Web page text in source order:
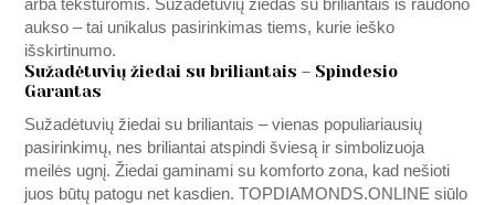
arba tekstūromis. Sužadėtuvių žiedas su briliantais iš raudono
aukso – tai unikalus pasirinkimas tiems, kurie ieško
išskirtinumo.
Sužadėtuvių žiedai su briliantais – Spindesio
Garantas
Sužadėtuvių žiedai su briliantais – vienas populiariausių
pasirinkimų, nes briliantai atspindi šviesą ir simbolizuoja
meilės ugnį. Žiedai gaminami su komforto zona, kad nešioti
juos būtų patogu net kasdien.TOPDIAMONDS.ONLINE siūlo